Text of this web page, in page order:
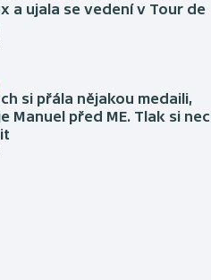
a ujala se vedení v Tour de
si přála nějakou medaili,
Manuel před ME. Tlak si